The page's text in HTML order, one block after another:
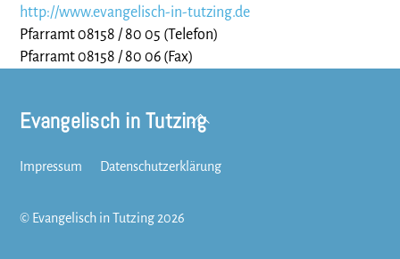
http://www.evangelisch-in-tutzing.de
Pfarramt 08158 / 80 05 (Telefon)
Pfarramt 08158 / 80 06 (Fax)
Back
To
Evangelisch in Tutzing
Impressum Datenschutzerklärung
© Evangelisch in Tutzing2026